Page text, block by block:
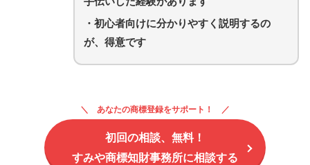
・初心者向けに分かりやすく説明するの
が、得意です
あなたの商標登録をサポート！
初回の相談、無料！
すみや商標知財事務所に相談する